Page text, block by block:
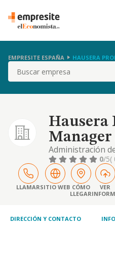
EMPRESITE ESPAÑA HAUSERA
Buscar
Hausera
Manager
Administración
venta de
inversión. la
digitallzación en
de proyectos de
estratégica,
promoción
0/5(
LLAMARSITIO WEB CÓMO
LLEGAR
VER
DIRECCIÓN Y CONTACTO